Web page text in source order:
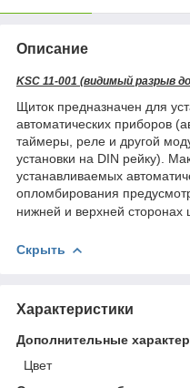
Описание
KSC 11-001 (видимый разрыв
Щиток предназначен для
автоматических приборов
таймеры, реле и другой
установки на DIN рейку).
устанавливаемых
опломбирования
нижней и верхней сторонах
Скрыть
Характеристики
Дополнительные
Цвет